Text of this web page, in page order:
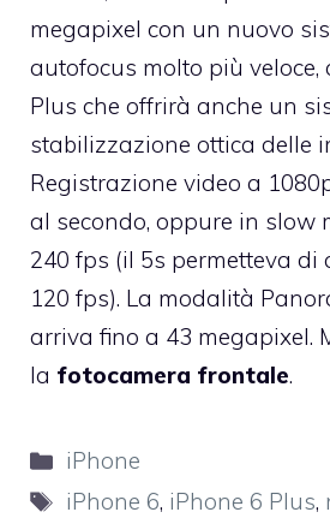
megapixel con un nuovo
autofocus molto più veloce,
Plus che offrirà anche un
stabilizzazione ottica delle
Registrazione video a
al secondo, oppure in slow
240 fps (il 5s permetteva di
120 fps). La modalità
arriva fino a 43 megapixel.
la fotocamera frontale.
Categorie
iPhone
Tag
iPhone 6, iPhone 6 Plus,